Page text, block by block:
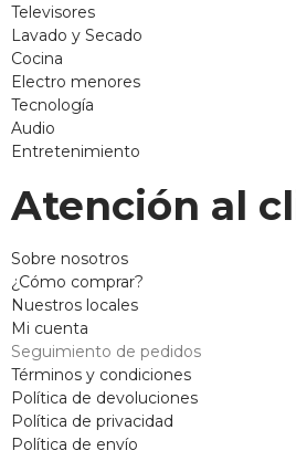
Televisores
Lavado y Secado
Cocina
Electro menores
Tecnología
Audio
Entretenimiento
Atención al
Sobre nosotros
¿Cómo comprar?
Nuestros locales
Mi cuenta
Seguimiento de pedidos
Términos y condiciones
Política de devoluciones
Política de privacidad
Política de envío